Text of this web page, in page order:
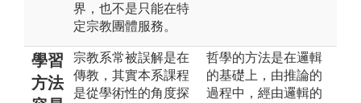
界，也不是只能在特
定宗教團體服務。
學習
方法
宗教系常被誤解是在
傳教，其實本系課程
是從學術性的角度探
哲學的方法是在邏輯
的基礎上，由推論的
過程中，經由邏輯的